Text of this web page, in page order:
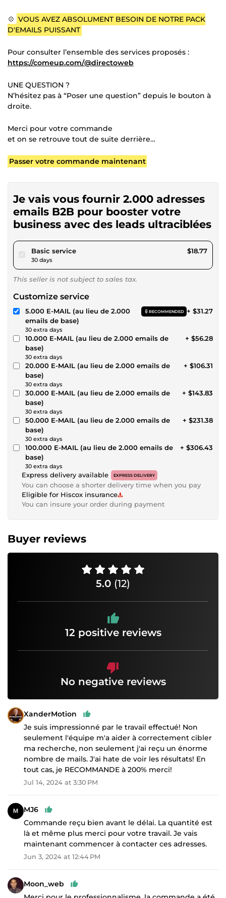
💠 VOUS AVEZ ABSOLUMENT BESOIN DE NOTRE PACK
D'EMAILS PUISSANT
Pour consulter l’ensemble des services proposés :
https://comeup.com/@directoweb
UNE QUESTION ?
N’hésitez pas à “Poser une question” depuis le bouton à
droite.
Merci pour votre commande
et on se retrouve tout de suite derrière…
Passer votre commande maintenant
Je vais vous fournir 2.000 adresses
emails B2B pour booster votre
business avec des leads ultraciblées
Basic servicepour $17.29
30 days
$18.77
This seller is not subject to sales tax.
Customize service
5.000 E-MAIL (au lieu de 2.000
emails de base)
RECOMMENDED
30 extra days
+ $31.27
10.000 E-MAIL (au lieu de 2.000 emails de
base)
30 extra days
+ $56.28
20.000 E-MAIL (au lieu de 2.000 emails de
base)
30 extra days
+ $106.31
30.000 E-MAIL (au lieu de 2.000 emails de
base)
30 extra days
+ $143.83
50.000 E-MAIL (au lieu de 2.000 emails de
base)
30 extra days
+ $231.38
100.000 E-MAIL (au lieu de 2.000 emails de
base)
30 extra days
+ $306.43
Express delivery available EXPRESS DELIVERY
You can choose a shorter delivery time when you pay
Eligible for Hiscox insurance
You can insure your order during payment
Buyer reviews
5.0 (12)
12 positive reviews
No negative reviews
XanderMotion
Je suis impressionné par le travail effectué! Non
seulement l'équipe m'a aider à correctement cibler
ma recherche, non seulement j'ai reçu un énorme
nombre de mails. J'ai hate de voir les résultats! En
tout cas, je RECOMMANDE à 200% merci!
Jul 14, 2024 at 3:30 PM
MJ6
Commande reçu bien avant le délai. La quantité est
là et même plus merci pour votre travail. Je vais
maintenant commencer à contacter ces adresses.
Jun 3, 2024 at 12:44 PM
Moon_web